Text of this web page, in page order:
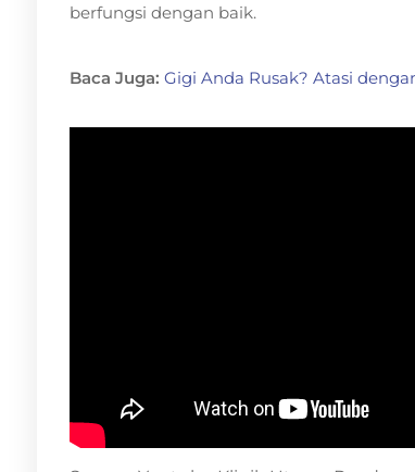
berfungsi dengan baik.
Baca Juga: Gigi Anda Rusak? Atasi